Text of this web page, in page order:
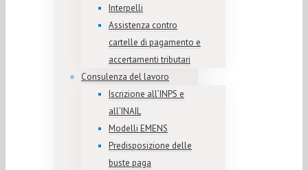
Interpelli
Assistenza contro
cartelle di pagamento e
accertamenti tributari
Consulenza del lavoro
Iscrizione all’INPS e
all’INAIL
Modelli EMENS
Predisposizione delle
buste paga